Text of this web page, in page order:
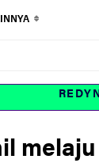
melaju